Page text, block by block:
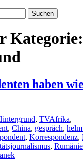
Kategorie:
haben
, TVAfrika,
, China, gespräch,
, Korrespondenz,
,